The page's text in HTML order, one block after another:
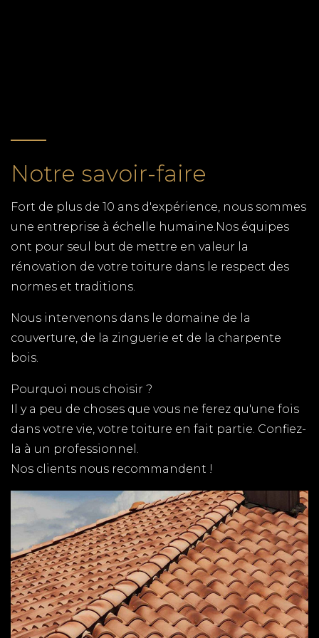
tous autres travaux de menuiserie en Charente-
MENUISIER LE GUA
TPG RENOVATION spécialiste de la pose de
fenêtres, fabrication de volets, terrasse en bois et
tous autres travaux de menuiserie en Charente-
Maritime (17)
COUVREUR LES MATHES
en Charente-Maritime (17). Nous intervenons
rapidement sur l'ensemble du département pour
tous vos travaux de couverture / zinguerie
PLAQUISTE MARENNES
département de la Charente-Maritime (17) pour
tous vos travaux de pose de plaques de plâtre,
placoplatre. Faites appel à un artisan qualifié
pour la rénovation de votre domicile.
COUVERTURE ROYAN
TPG RENOVATION est spécialiste de la couverture
Notre savoir-faire
Fort de plus de 10 ans d'expérience, nous sommes
une entreprise à échelle humaine.Nos équipes
ont pour seul but de mettre en valeur la
rénovation de votre toiture dans le respect des
normes et traditions.
Nous intervenons dans le domaine de la
couverture, de la zinguerie et de la charpente
bois.
Pourquoi nous choisir ?
Il y a peu de choses que vous ne ferez qu'une fois
dans votre vie, votre toiture en fait partie. Confiez-
la à un professionnel.
Nos clients nous recommandent !